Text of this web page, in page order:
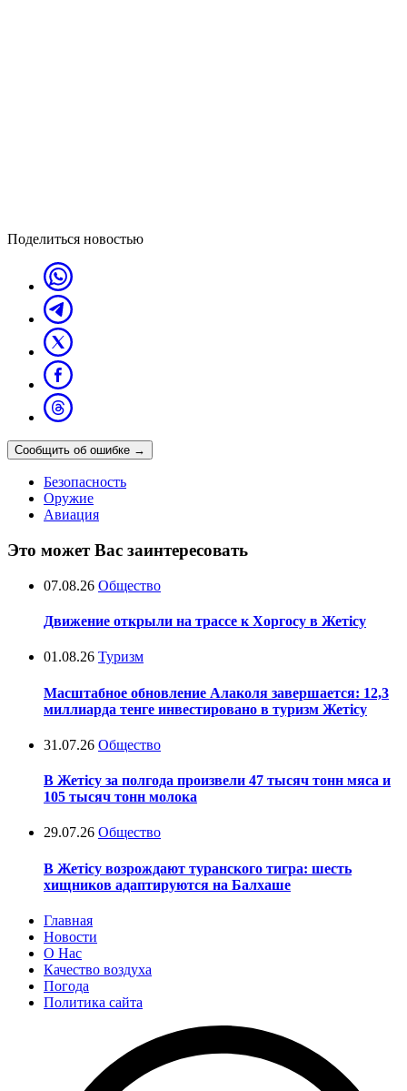
Поделиться новостью
Сообщить об ошибке →
Безопасность
Оружие
Авиация
Это может Вас заинтересовать
07.08.26 Общество
Движение открыли на трассе к Хоргосу в Жетісу
01.08.26 Туризм
Масштабное обновление Алаколя завершается: 12,3
миллиарда тенге инвестировано в туризм Жетісу
31.07.26 Общество
В Жетісу за полгода произвели 47 тысяч тонн мяса и
105 тысяч тонн молока
29.07.26 Общество
В Жетісу возрождают туранского тигра: шесть
хищников адаптируются на Балхаше
Главная
Новости
О Нас
Качество воздуха
Погода
Политика сайта